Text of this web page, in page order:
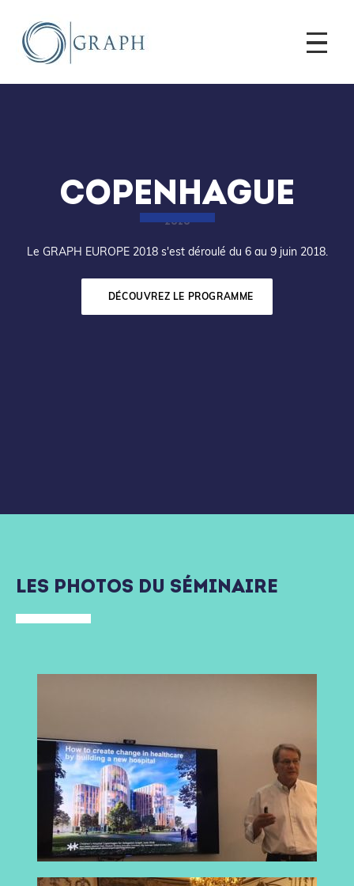
2018
COPENHAGUE
Le GRAPH EUROPE 2018 s'est déroulé du 6 au 9 juin 2018.
DÉCOUVREZ LE PROGRAMME
LES PHOTOS DU SÉMINAIRE